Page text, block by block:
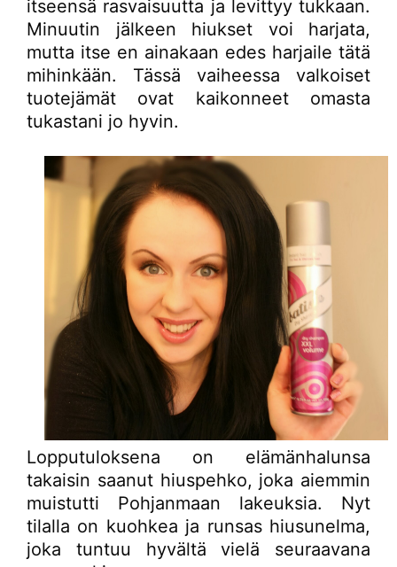
itseensä rasvaisuutta ja levittyy tukkaan.
Minuutin jälkeen hiukset voi harjata,
mutta itse en ainakaan edes harjaile tätä
mihinkään. Tässä vaiheessa valkoiset
tuotejämät ovat kaikonneet omasta
tukastani jo hyvin.
Lopputuloksena on elämänhalunsa
takaisin saanut hiuspehko, joka aiemmin
muistutti Pohjanmaan lakeuksia. Nyt
tilalla on kuohkea ja runsas hiusunelma,
joka tuntuu hyvältä vielä seuraavana